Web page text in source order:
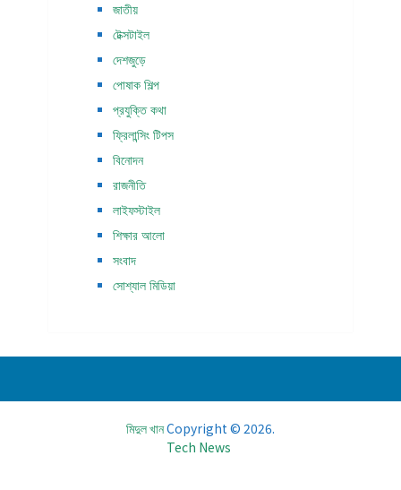
জাতীয়
টেক্সটাইল
দেশজুড়ে
পোষাক শিল্প
প্রযুক্তি কথা
ফ্রিলান্সিং টিপস
বিনোদন
রাজনীতি
লাইফস্টাইল
শিক্ষার আলো
সংবাদ
সোশ্যাল মিডিয়া
মিদুল খানCopyright © 2026.
Tech News